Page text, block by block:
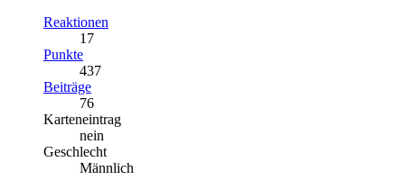
Reaktionen
17
Punkte
437
Beiträge
76
Karteneintrag
nein
Geschlecht
Männlich